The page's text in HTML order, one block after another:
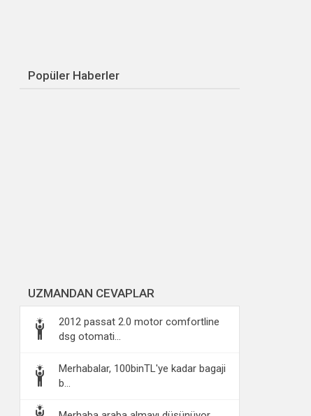
Popüler Haberler
UZMANDAN CEVAPLAR
2012 passat 2.0 motor comfortline
dsg otomati...
Merhabalar, 100binTL'ye kadar bagaji
b...